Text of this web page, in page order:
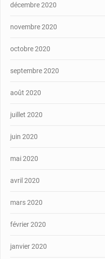
décembre 2020
novembre 2020
octobre 2020
septembre 2020
août 2020
juillet 2020
juin 2020
mai 2020
avril 2020
mars 2020
février 2020
janvier 2020